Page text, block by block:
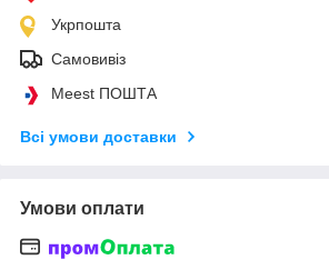
Укрпошта
Самовивіз
Meest ПОШТА
Всі умови доставки
Умови оплати